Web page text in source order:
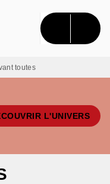
CONTENU
toutes
L'UNIVERS